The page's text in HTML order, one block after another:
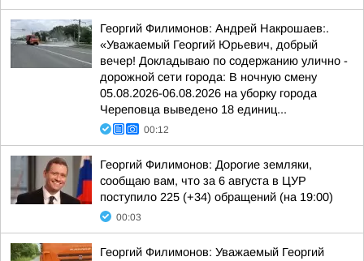
Георгий Филимонов: Андрей Накрошаев:.
«Уважаемый Георгий Юрьевич, добрый
вечер! Докладываю по содержанию улично -
дорожной сети города: В ночную смену
05.08.2026-06.08.2026 на уборку города
Череповца выведено 18 единиц...
00:12
Георгий Филимонов: Дорогие земляки,
сообщаю вам, что за 6 августа в ЦУР
поступило 225 (+34) обращений (на 19:00)
00:03
Георгий Филимонов: Уважаемый Георгий